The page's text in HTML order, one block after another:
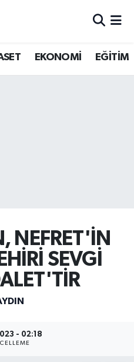
EKONOMİ EĞİTİM
NEFRET'İN
SEVGİ
- 02:18
ve Fikstür